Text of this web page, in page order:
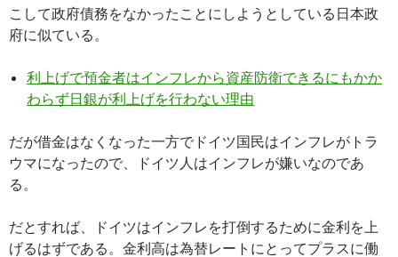
こして政府債務をなかったことにしようとしている日本政
府に似ている。
利上げで預金者はインフレから資産防衛できるにもかか
わらず日銀が利上げを行わない理由
だが借金はなくなった一方でドイツ国民はインフレがトラ
ウマになったので、ドイツ人はインフレが嫌いなのであ
る。
だとすれば、ドイツはインフレを打倒するために金利を上
げるはずである。金利高は為替レートにとってプラスに働